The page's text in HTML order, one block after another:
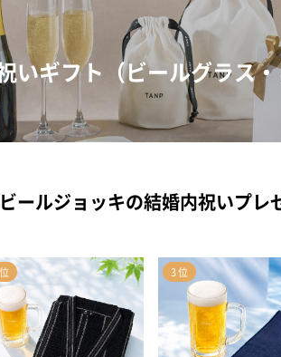
いギフト（ビールグラス
ールジョッキの結婚内祝いプレ